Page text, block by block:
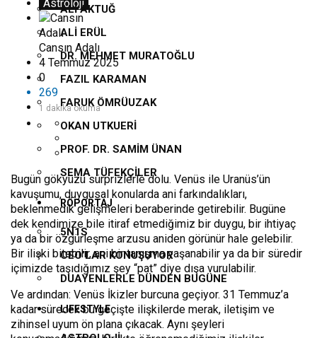
ALI AKTUĞ
ALI ERÜL
DR. MEHMET MURATOĞLU
FAZIL KARAMAN
FARUK ÖMRÜUZAK
OKAN UTKUERI
PROF. DR. SAMIM ÜNAN
SEMA TÜFEKÇILER
RÖPORTAJ
5N1S
CEO’LAR KONUŞUYOR
DUAYENLERLE DÜNDEN BUGÜNE
LIFESTYLE
Astroloji
Cansın Adalı
4 Temmuz 2025
0
269
1 dakika okuma
Bugün gökyüzü sürprizlerle dolu. Venüs ile Uranüs’ün
kavuşumu, duygusal konularda ani farkındalıkları,
beklenmedik gelişmeleri beraberinde getirebilir. Bugüne
dek kendimize bile itiraf etmediğimiz bir duygu, bir ihtiyaç
ya da bir özgürleşme arzusu aniden görünür hale gelebilir.
Bir ilişki bitebilir, ani bir tanışma yaşanabilir ya da bir süredir
içimizde taşıdığımız şey “pat” diye dışa vurulabilir.
Ve ardından: Venüs İkizler burcuna geçiyor. 31 Temmuz’a
kadar sürecek bu geçişte ilişkilerde merak, iletişim ve
zihinsel uyum ön plana çıkacak. Aynı şeyleri